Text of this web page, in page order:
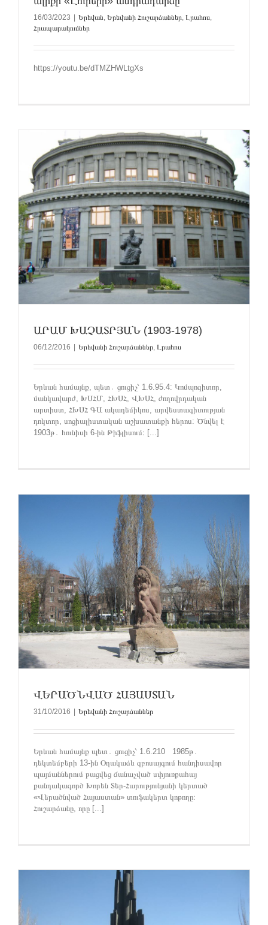
16/03/2023 Երեվան, Երեվանի Հուշարձաններ, Լրահոս,
Հրապարակումներ
https://youtu.be/dTMZHWLtgXs
ԱՐԱՄ ԽԱՉԱՏՐՅԱՆ (1903-1978)
06/12/2016 Երեվանի Հուշարձաններ, Լրահոս
Երևան համայնք, պետ․ ցուցիչ՝ 1.6.95.4: Կոմպոզիտոր,
մանկավարժ, ԽՍՀՄ, ՀԽՍՀ, ՎԽՍՀ, ժողովրդական
արտիստ, ՀԽՍՀ ԳԱ ակադեմիկոս, արվեստագիտության
դոկտոր, սոցիալիստական աշխատանքի հերոս: Ծնվել է
1903թ․ հունիսի 6-ին Թիֆլիսում։ [...]
ՎԵՐԱԾՆՎԱԾ ՀԱՅԱՍՏԱՆ
31/10/2016 Երեվանի Հուշարձաններ
Երևան համայնք պետ․ ցուցիչ՝ 1.6.210 1985թ․
դեկտեմբերի 13-ին Օղակաձև զբոսայգում հանդիսավոր
պայմաններում բացվեց ճանաչված սփյուռքահայ
քանդակագործ Խորեն Տեր-Հարությունյանի կերտած
«Վերածնված Հայաստան» տուֆակերտ կոթողը։
Հուշարձանը, որը [...]